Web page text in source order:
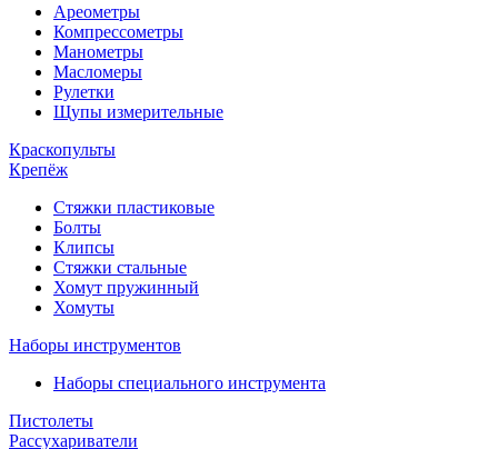
Ареометры
Компрессометры
Манометры
Масломеры
Рулетки
Щупы измерительные
Краскопульты
Крепёж
Стяжки пластиковые
Болты
Клипсы
Стяжки стальные
Хомут пружинный
Хомуты
Наборы инструментов
Наборы специального инструмента
Пистолеты
Рассухариватели